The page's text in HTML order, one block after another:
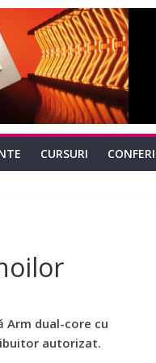
CURSURI
Arm dual-core cu
autorizat.